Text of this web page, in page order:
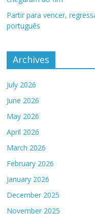
Partir para vencer,
português
Archives
July 2026
June 2026
May 2026
April 2026
March 2026
February 2026
January 2026
December 2025
November 2025